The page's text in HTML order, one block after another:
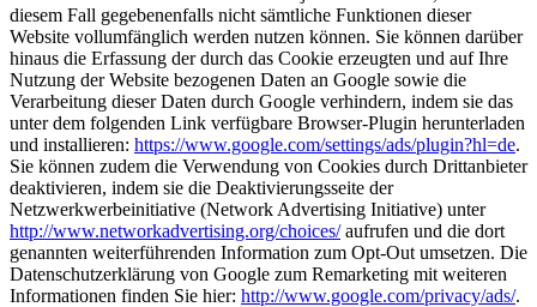
diesem Fall gegebenenfalls nicht sämtliche Funktionen dieser
Website vollumfänglich werden nutzen können. Sie können darüber
hinaus die Erfassung der durch das Cookie erzeugten und auf Ihre
Nutzung der Website bezogenen Daten an Google sowie die
Verarbeitung dieser Daten durch Google verhindern, indem sie das
unter dem folgenden Link verfügbare Browser-Plugin herunterladen
und installieren: https://www.google.com/settings/ads/plugin?hl=de.
Sie können zudem die Verwendung von Cookies durch Drittanbieter
deaktivieren, indem sie die Deaktivierungsseite der
Netzwerkwerbeinitiative (Network Advertising Initiative) unter
http://www.networkadvertising.org/choices/aufrufen und die dort
genannten weiterführenden Information zum Opt-Out umsetzen. Die
Datenschutzerklärung von Google zum Remarketing mit weiteren
Informationen finden Sie hier: http://www.google.com/privacy/ads/.